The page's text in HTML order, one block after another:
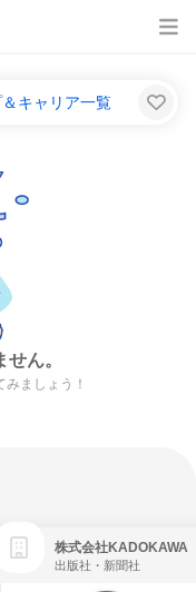
キャリア一覧
ん。
ましょう！
株式会社KADOKAWA
出版社・新聞社